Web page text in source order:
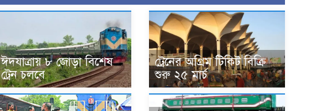
ঈদযাত্রায় ৮ জোড়া বিশেষ
ট্রেন চলবে
ট্রেনের অগ্রিম টিকিট বিক্রি
শুরু ২৫ মার্চ